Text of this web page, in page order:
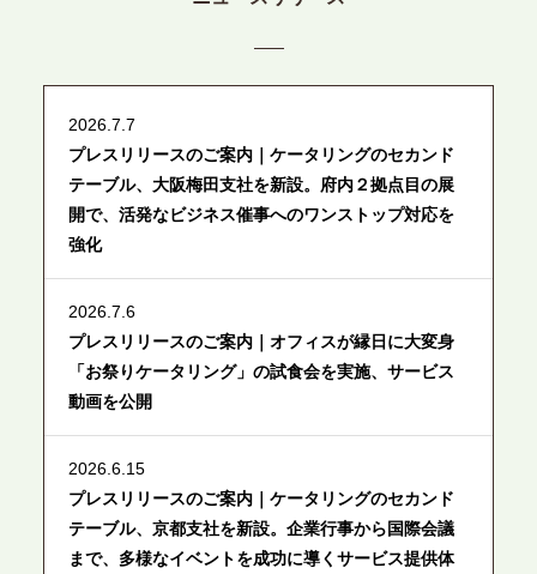
2026.7.7
プレスリリースのご案内｜ケータリングのセカンド
テーブル、大阪梅田支社を新設。府内２拠点目の展
開で、活発なビジネス催事へのワンストップ対応を
強化
2026.7.6
プレスリリースのご案内｜オフィスが縁日に大変身
「お祭りケータリング」の試食会を実施、サービス
動画を公開
2026.6.15
プレスリリースのご案内｜ケータリングのセカンド
テーブル、京都支社を新設。企業行事から国際会議
まで、多様なイベントを成功に導くサービス提供体